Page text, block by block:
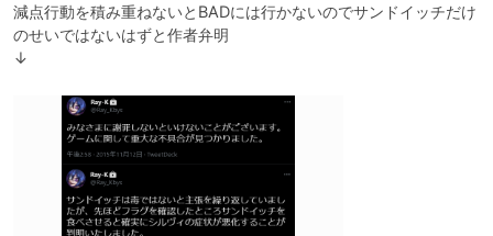
減点行動を積み重ねないとBADには行かないのでサンドイッチだけ
のせいではないはずと作者弁明
↓